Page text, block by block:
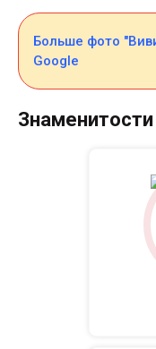
Больше фото
Google